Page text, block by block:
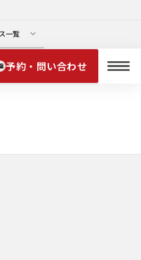
一覧
予約・問い合わせ